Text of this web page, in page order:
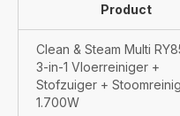
Product
Clean & Steam Multi
3-in-1 Vloerreiniger +
Stofzuiger +
1.700W